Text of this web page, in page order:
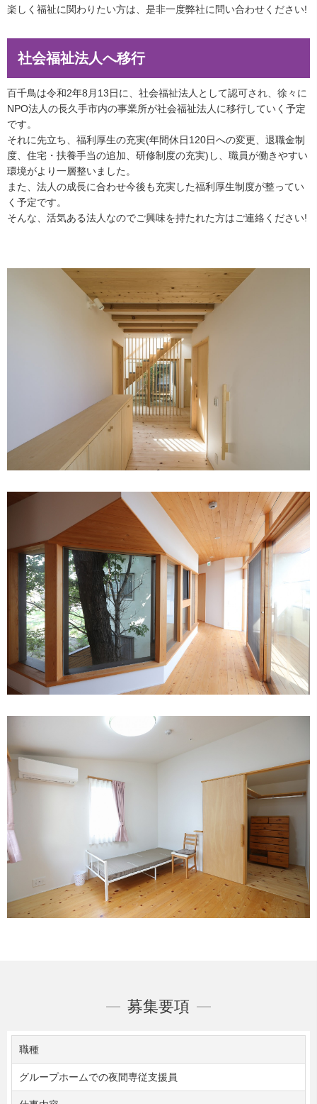
楽しく福祉に関わりたい方は、是非一度弊社に問い合わせください!
社会福祉法人へ移行
百千鳥は令和2年8月13日に、社会福祉法人として認可され、徐々に
NPO法人の長久手市内の事業所が社会福祉法人に移行していく予定
です。
それに先立ち、福利厚生の充実(年間休日120日への変更、退職金制
度、住宅・扶養手当の追加、研修制度の充実)し、職員が働きやすい
環境がより一層整いました。
また、法人の成長に合わせ今後も充実した福利厚生制度が整ってい
く予定です。
そんな、活気ある法人なのでご興味を持たれた方はご連絡ください!
募集要項
職種
グループホームでの夜間専従支援員